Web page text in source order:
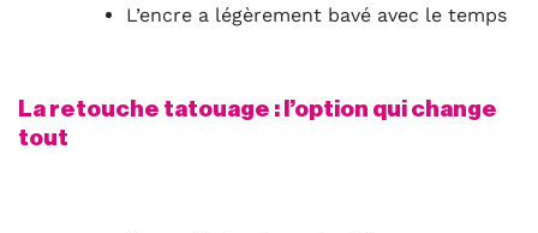
L’encre a légèrement bavé avec le temps
La retouche tatouage : l’option qui change
tout